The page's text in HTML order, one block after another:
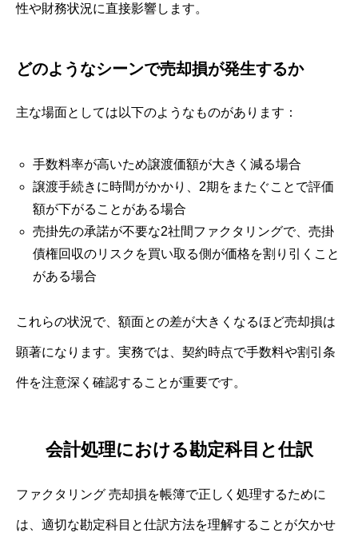
性や財務状況に直接影響します。
どのようなシーンで売却損が発生するか
主な場面としては以下のようなものがあります：
手数料率が高いため譲渡価額が大きく減る場合
譲渡手続きに時間がかかり、2期をまたぐことで評価
額が下がることがある場合
売掛先の承諾が不要な2社間ファクタリングで、売掛
債権回収のリスクを買い取る側が価格を割り引くこと
がある場合
これらの状況で、額面との差が大きくなるほど売却損は
顕著になります。実務では、契約時点で手数料や割引条
件を注意深く確認することが重要です。
会計処理における勘定科目と仕訳
ファクタリング 売却損を帳簿で正しく処理するために
は、適切な勘定科目と仕訳方法を理解することが欠かせ